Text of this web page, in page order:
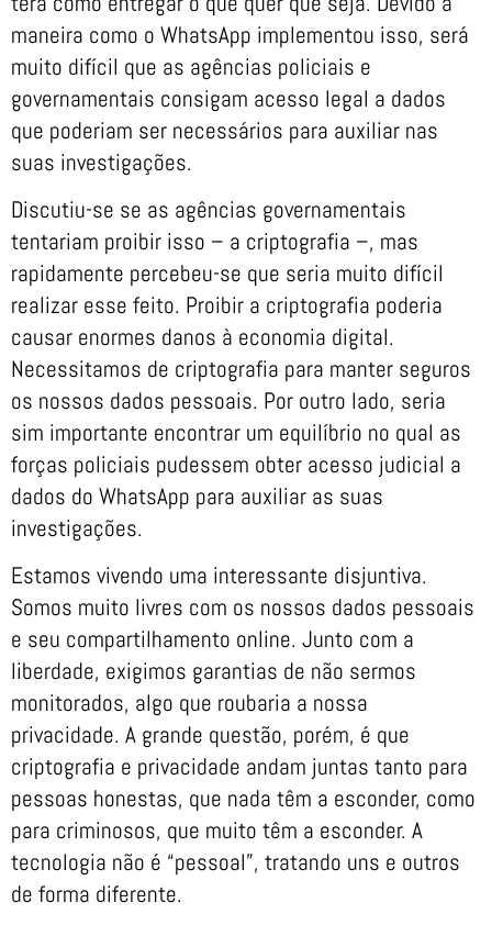
maneira como o WhatsApp implementou isso, será
muito difícil que as agências policiais e
governamentais consigam acesso legal a dados
que poderiam ser necessários para auxiliar nas
suas investigações.
Discutiu-se se as agências governamentais
tentariam proibir isso – a criptografia –, mas
rapidamente percebeu-se que seria muito difícil
realizar esse feito. Proibir a criptografia poderia
causar enormes danos à economia digital.
Necessitamos de criptografia para manter seguros
os nossos dados pessoais. Por outro lado, seria
sim importante encontrar um equilíbrio no qual as
forças policiais pudessem obter acesso judicial a
dados do WhatsApp para auxiliar as suas
investigações.
Estamos vivendo uma interessante disjuntiva.
Somos muito livres com os nossos dados pessoais
e seu compartilhamento online. Junto com a
liberdade, exigimos garantias de não sermos
monitorados, algo que roubaria a nossa
privacidade. A grande questão, porém, é que
criptografia e privacidade andam juntas tanto para
pessoas honestas, que nada têm a esconder, como
para criminosos, que muito têm a esconder. A
tecnologia não é “pessoal”, tratando uns e outros
de forma diferente.